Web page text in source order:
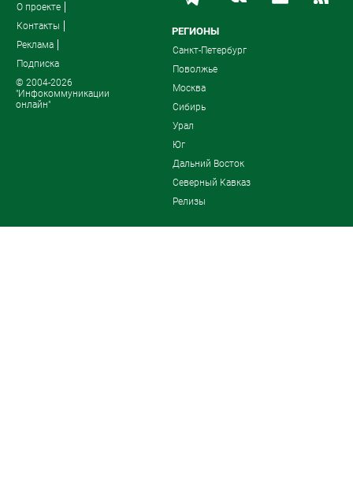
О проекте
Контакты
Реклама
Подписка
© 2004-2026
"Инфокоммуникации
онлайн"
РЕГИОНЫ
Санкт-Петербург
Поволжье
Москва
Сибирь
Урал
Юг
Дальний Восток
Северный Кавказ
Релизы